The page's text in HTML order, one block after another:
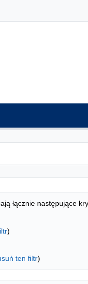
łącznie następujące
)
ten filtr)